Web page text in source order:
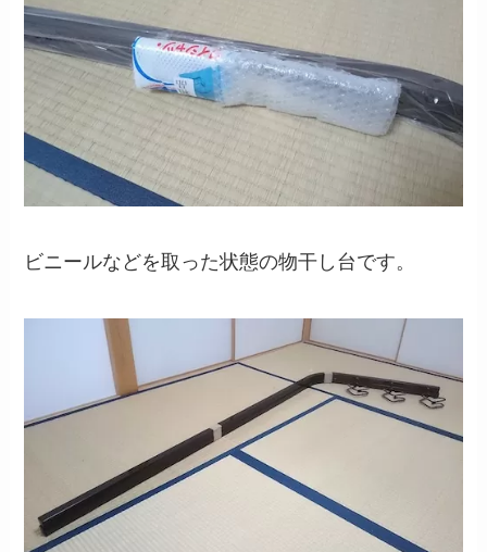
ビニールなどを取った状態の物干し台です。